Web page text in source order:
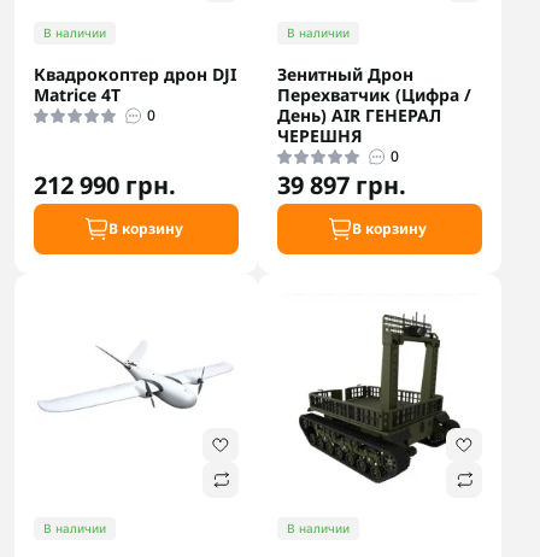
В наличии
Квадрокоптер дрон DJI
Matrice 4T
0
212 990 грн.
В корзину
В наличии
Зенитный Дрон
Перехватчик (Цифра /
День) AIR ГЕНЕРАЛ
ЧЕРЕШНЯ
0
39 897 грн.
В корзину
В наличии В наличии